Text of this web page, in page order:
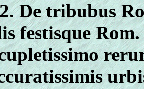
De tribubus
festisque